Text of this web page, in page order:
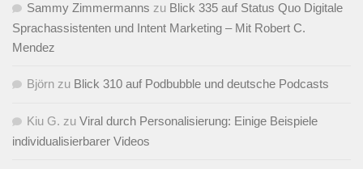
Sammy Zimmermanns zu Blick 335 auf Status Quo Digitale
Sprachassistenten und Intent Marketing – Mit Robert C.
Mendez
Björn zu Blick 310 auf Podbubble und deutsche Podcasts
Kiu G. zu Viral durch Personalisierung: Einige Beispiele
individualisierbarer Videos